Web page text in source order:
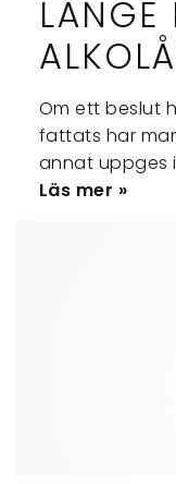
LÄNGE
Om ett beslut
fattats har
annat uppges i
Läs mer »